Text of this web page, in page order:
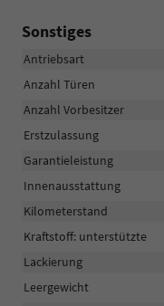
Sonstiges
Antriebsart
Anzahl Türen
Anzahl Vorbesitzer
Erstzulassung
Garantieleistung
Innenausstattung
Kilometerstand
Kraftstoff: unterstützte
Lackierung
Leergewicht